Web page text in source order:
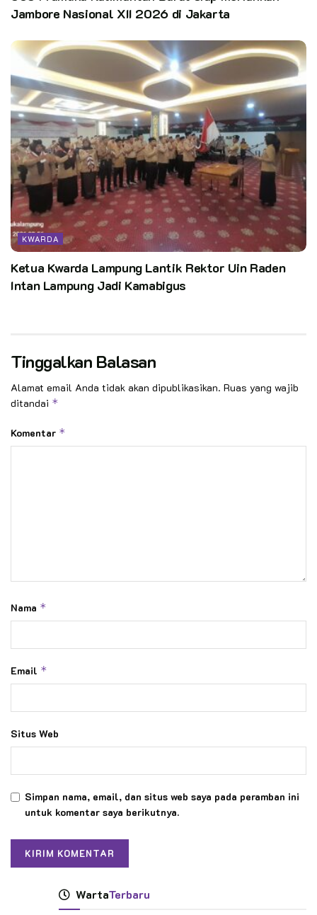
Jambore Nasional XII 2026 di Jakarta
KWARDA
Ketua Kwarda Lampung Lantik Rektor Uin Raden
Intan Lampung Jadi Kamabigus
Tinggalkan Balasan
Alamat email Anda tidak akan dipublikasikan. Ruas yang wajib
ditandai *
Komentar *
Nama *
Email *
Situs Web
Simpan nama, email, dan situs web saya pada peramban ini
untuk komentar saya berikutnya.
WartaTerbaru